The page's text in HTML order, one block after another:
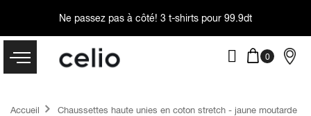
Ne passez pas à côté! 3 t-shirts pour 99.9dt
Accueil Chaussettes haute unies en coton stretch - jaune moutarde